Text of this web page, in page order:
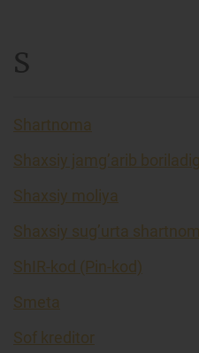
S
Shartnoma
Shaxsiy jamg’arib
Shaxsiy moliya
Shaxsiy sug’urta
ShIR-kod (Pin-kod)
Smeta
Sof kreditor